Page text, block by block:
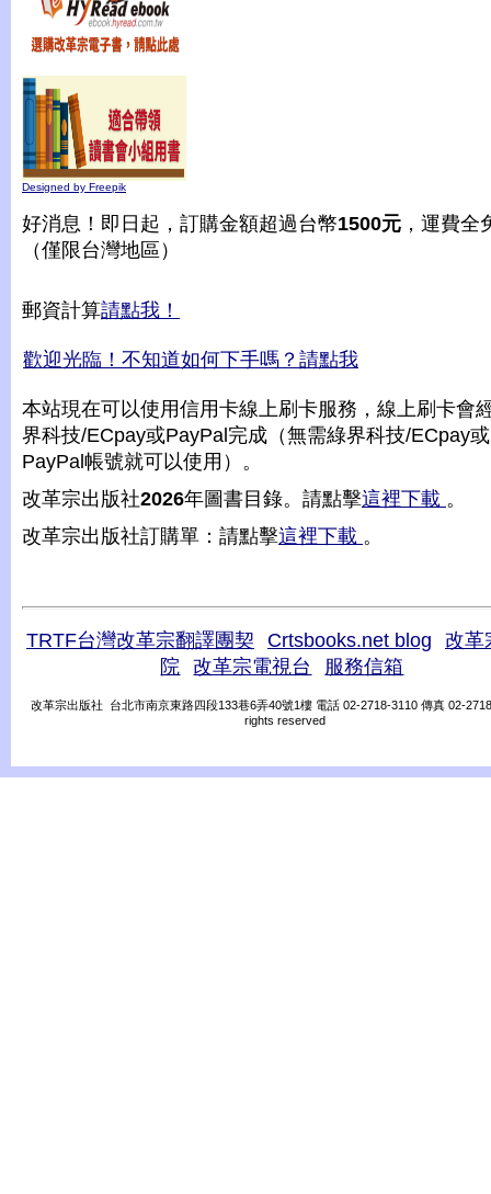
Designed by Freepik
好消息！即日起，訂購金額超過台幣1500元 ，運費全
（僅限台灣地區）
郵資計算請點我！
歡迎光臨！不知道如何下手嗎？請點我
本站現在可以使用信用卡線上刷卡服務，線上刷卡會
界科技/ECpay或PayPal完成（無需綠界科技/ECpay或
PayPal帳號就可以使用）。
改革宗出版社2026年圖書目錄。請點擊這裡下載 。
改革宗出版社訂購單：請點擊這裡下載 。
TRTF台灣改革宗翻譯團契 Crtsbooks.net blog
改革
院
改革宗電視台 服務信箱
改革宗出版社 台北市南京東路四段133巷6弄40號1樓 電話 02-2718-3110 傳真 02-
rights reserved